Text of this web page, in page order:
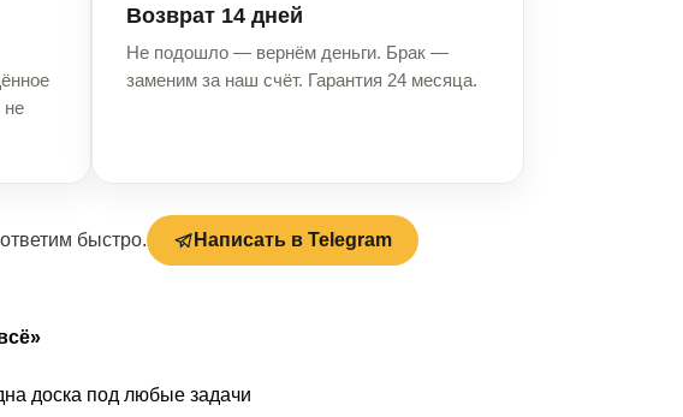
не
Возврат 14 дней
Не подошло — вернём деньги. Брак —
заменим за наш счёт. Гарантия 24 месяца.
быстро. Написать в Telegram
доска под любые задачи